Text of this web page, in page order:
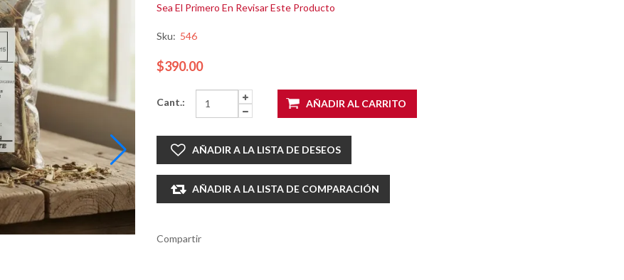
Sea El Primero En Revisar Este Producto
Sku: 546
$390.00
Cant.: AÑADIR AL CARRITO
AÑADIR A LA LISTA DE DESEOS
AÑADIR A LA LISTA DE COMPARACIÓN
Compartir